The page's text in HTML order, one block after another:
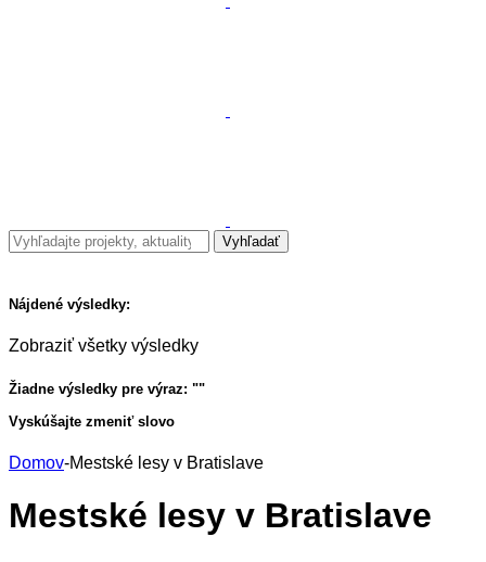
Nájdené výsledky:
Zobraziť všetky výsledky
Žiadne výsledky pre výraz: ""
Vyskúšajte zmeniť slovo
Domov-Mestské lesy v Bratislave
Mestské lesy v Bratislave